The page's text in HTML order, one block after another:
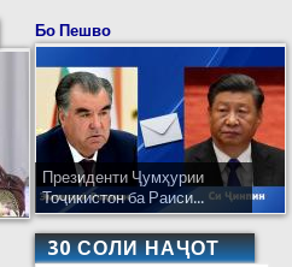
Бо Пешво
Президенти Ҷумҳурии
Тоҷикистон ба Раиси...
30 СОЛИ НАҶОТ